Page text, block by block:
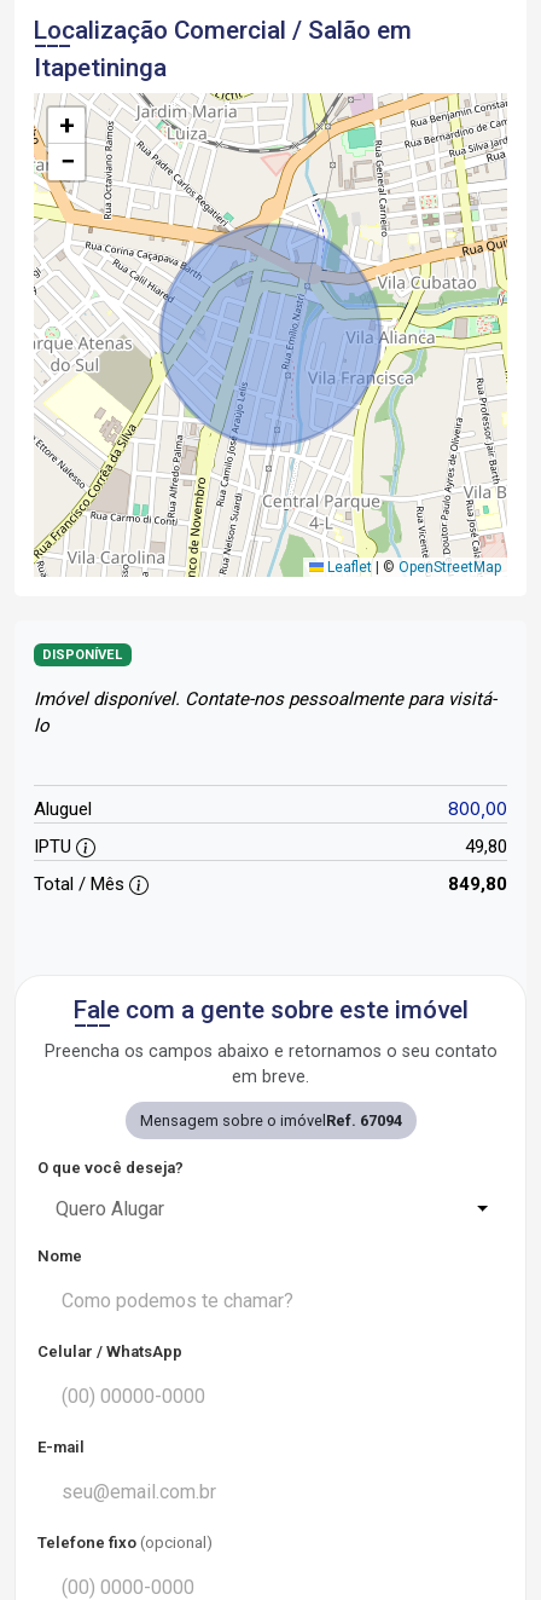
Localização Comercial / Salão em
Itapetininga
+
−
Leaflet © OpenStreetMap
DISPONÍVEL
Imóvel disponível. Contate-nos pessoalmente para visitá-
lo
Aluguel 800,00
IPTU
49,80
Total / Mês
849,80
Fale com a gente sobre este imóvel
Preencha os campos abaixo e retornamos o seu contato
em breve.
Mensagem sobre o imóvel Ref. 67094
O que você deseja?
Quero Alugar
Nome
Celular / WhatsApp
E-mail
Telefone fixo (opcional)